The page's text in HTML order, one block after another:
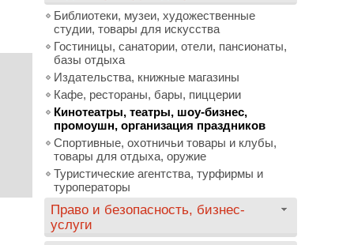
Библиотеки, музеи, художественные
студии, товары для искусства
Гостиницы, санатории, отели, пансионаты,
базы отдыха
Издательства, книжные магазины
Кафе, рестораны, бары, пиццерии
Кинотеатры, театры, шоу-бизнес,
промоушн, организация праздников
Спортивные, охотничьи товары и клубы,
товары для отдыха, оружие
Туристические агентства, турфирмы и
туроператоры
Право и безопасность, бизнес-
услуги